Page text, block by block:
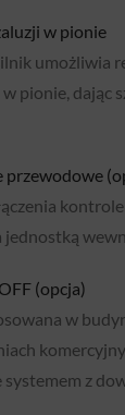
w pionie
umożliwia
pionie, dając
przewodowe
jednostką
(opcja)
w
z